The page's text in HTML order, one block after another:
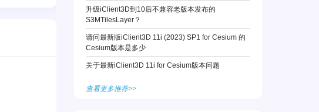
升级iClient3D到10后不兼容老版本发布的
S3MTilesLayer？
请问最新版iClient3D 11i (2023) SP1 for Cesium 的
Cesium版本是多少
关于最新iClient3D 11i for Cesium版本问题
查看更多推荐>>